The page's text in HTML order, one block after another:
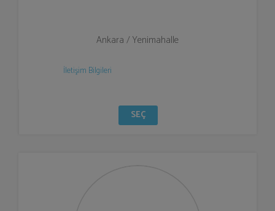
Ankara / Yenimahalle
İletişim Bilgileri
SEÇ